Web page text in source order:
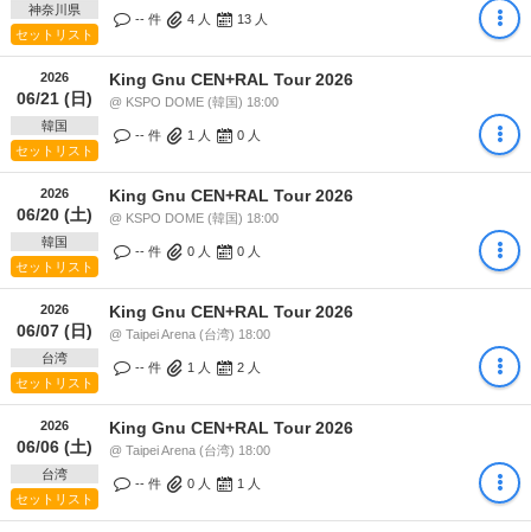
神奈川県
セットリスト
-- 件 4 人 13 人
2026
06/21 (日)
韓国
セットリスト
King Gnu CEN+RAL Tour 2026
@ KSPO DOME (韓国) 18:00
-- 件 1 人 0 人
2026
06/20 (土)
韓国
セットリスト
King Gnu CEN+RAL Tour 2026
@ KSPO DOME (韓国) 18:00
-- 件 0 人 0 人
2026
06/07 (日)
台湾
セットリスト
King Gnu CEN+RAL Tour 2026
@ Taipei Arena (台湾) 18:00
-- 件 1 人 2 人
2026
06/06 (土)
台湾
セットリスト
King Gnu CEN+RAL Tour 2026
@ Taipei Arena (台湾) 18:00
-- 件 0 人 1 人